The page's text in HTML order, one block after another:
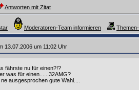
Antworten mit Zitat
Moderatoren-Team informieren
13.07.2006 um 11:02 Uhr
fährste nu für einen?!?
was für einen......32AMG?
ausgesprochen gute Wahl....